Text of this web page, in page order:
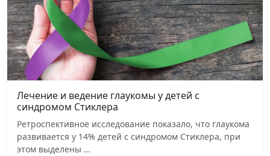
Лечение и ведение глаукомы у детей с
синдромом Стиклера
Ретроспективное исследование показало, что глаукома
развивается у 14% детей с синдромом Стиклера, при
этом выделены …